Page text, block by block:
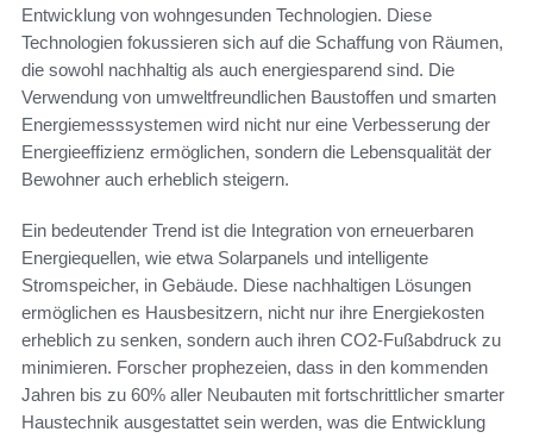
Entwicklung von wohngesunden Technologien. Diese
Technologien fokussieren sich auf die Schaffung von Räumen,
die sowohl nachhaltig als auch energiesparend sind. Die
Verwendung von umweltfreundlichen Baustoffen und smarten
Energiemesssystemen wird nicht nur eine Verbesserung der
Energieeffizienz ermöglichen, sondern die Lebensqualität der
Bewohner auch erheblich steigern.
Ein bedeutender Trend ist die Integration von erneuerbaren
Energiequellen, wie etwa Solarpanels und intelligente
Stromspeicher, in Gebäude. Diese nachhaltigen Lösungen
ermöglichen es Hausbesitzern, nicht nur ihre Energiekosten
erheblich zu senken, sondern auch ihren CO2-Fußabdruck zu
minimieren. Forscher prophezeien, dass in den kommenden
Jahren bis zu 60% aller Neubauten mit fortschrittlicher smarter
Haustechnik ausgestattet sein werden, was die Entwicklung